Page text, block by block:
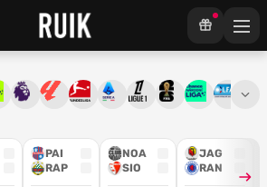
PAI
RAP
NOA
SIO
JAG
RAN
liga
liga
Premier League
La LigaBundesliga
Serie ALigue 1Mistrovství světa
Chance3. ČFL